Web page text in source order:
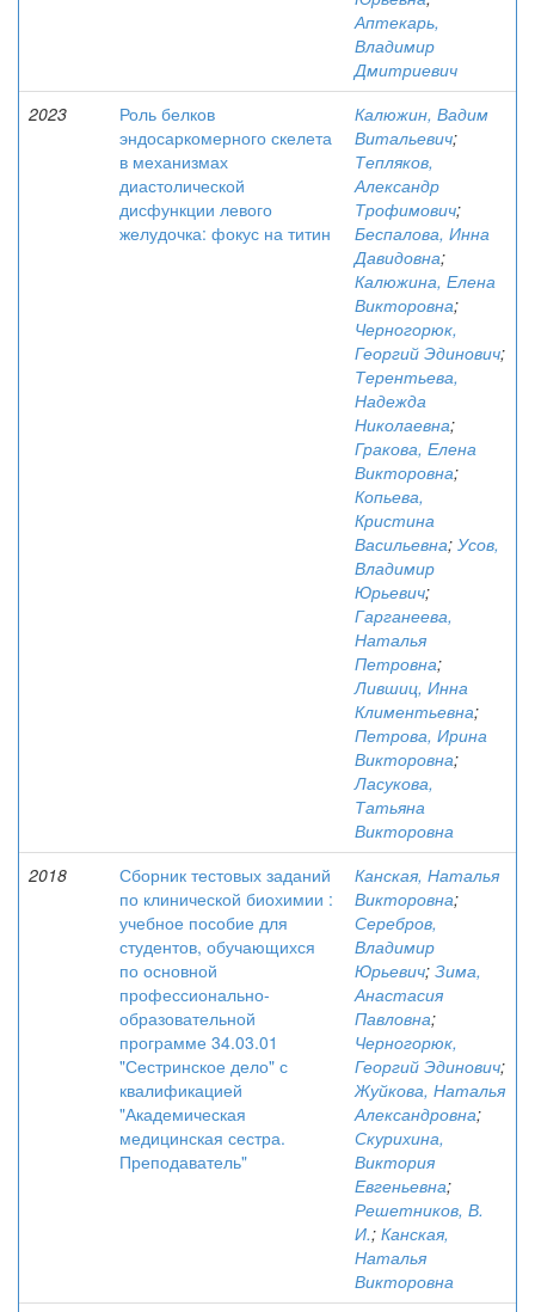
Аптекарь,
Владимир
Дмитриевич
2023
Роль белков
эндосаркомерного скелета
в механизмах
диастолической
дисфункции левого
желудочка: фокус на титин
Калюжин, Вадим
Витальевич;
Тепляков,
Александр
Трофимович;
Беспалова, Инна
Давидовна;
Калюжина, Елена
Викторовна;
Черногорюк,
Георгий Эдинович;
Терентьева,
Надежда
Николаевна;
Гракова, Елена
Викторовна;
Копьева,
Кристина
Васильевна; Усов,
Владимир
Юрьевич;
Гарганеева,
Наталья
Петровна;
Лившиц, Инна
Климентьевна;
Петрова, Ирина
Викторовна;
Ласукова,
Татьяна
Викторовна
2018
Сборник тестовых заданий
по клинической биохимии :
учебное пособие для
студентов, обучающихся
по основной
профессионально-
образовательной
программе 34.03.01
"Сестринское дело" с
квалификацией
"Академическая
медицинская сестра.
Преподаватель"
Канская, Наталья
Викторовна;
Серебров,
Владимир
Юрьевич; Зима,
Анастасия
Павловна;
Черногорюк,
Георгий Эдинович;
Жуйкова, Наталья
Александровна;
Скурихина,
Виктория
Евгеньевна;
Решетников, В.
И.; Канская,
Наталья
Викторовна